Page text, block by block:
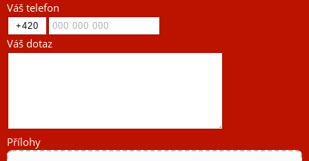
Váš telefon
Váš dotaz
Přílohy